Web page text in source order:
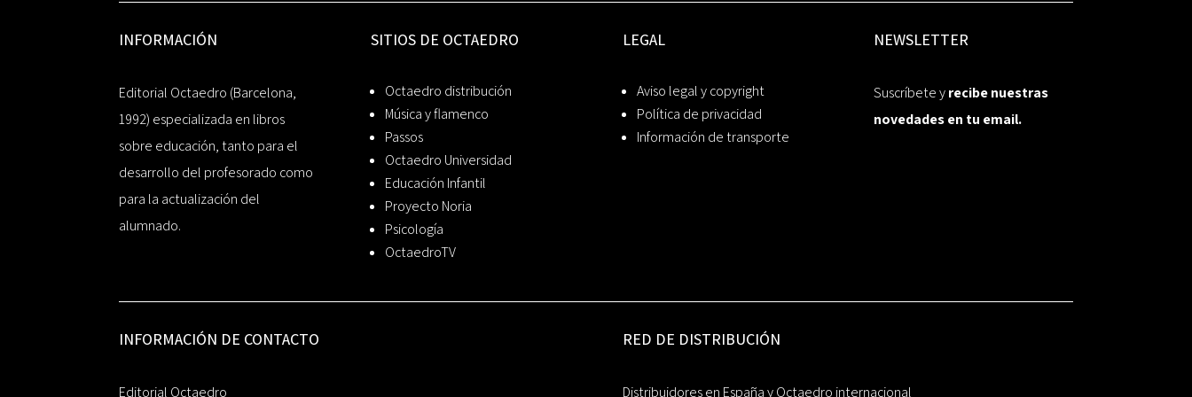
INFORMACIÓN
Editorial Octaedro (Barcelona,
1992) especializada en libros
sobre educación, tanto para el
desarrollo del profesorado como
para la actualización del
alumnado.
SITIOS DE OCTAEDRO
Octaedro distribución
Música y flamenco
Passos
Octaedro Universidad
Educación Infantil
Proyecto Noria
Psicología
OctaedroTV
LEGAL
Aviso legal y copyright
Política de privacidad
Información de transporte
NEWSLETTER
Suscríbete yrecibe nuestras
novedades en tu email.
INFORMACIÓN DE CONTACTO
Editorial Octaedro
RED DE DISTRIBUCIÓN
Distribuidores en España y Octaedro internacional